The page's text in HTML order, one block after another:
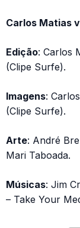
Carlos Matias
Edição: Carlos
(Clipe Surfe).
Imagens:
(Clipe Surfe).
Arte: André
Mari Taboada.
Músicas: Jim
– Take Your